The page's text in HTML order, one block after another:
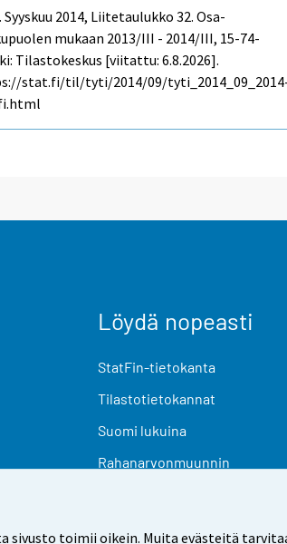
toimii oikein. Muita evästeitä
Syyskuu 2014, Liitetaulukko 32. Osa-
mukaan 2013/III - 2014/III, 15-74-
Tilastokeskus [viitattu: 6.8.2026].
stat.fi/til/tyti/2014/09/
Löydä nopeasti
StatFin-tietokanta
Tilastotietokannat
Suomi lukuina
Rahanarvonmuunnin